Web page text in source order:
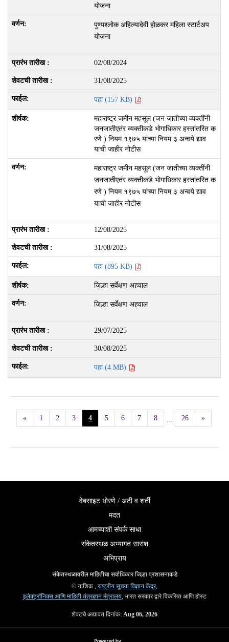
योजना
पुण्यश्लोक अहिल्यादेवी होळकर महिला स्टार्टअप
योजना
02/08/2024
31/08/2025
पहा (157 KB)
महाराष्ट्र जमीन महसूल (जन जातीच्या व्यक्तींनी
जनजातीएतंर व्यक्तीकडे भोगाधिकार हस्तांतरित क
रणे ) नियम १९७५ यांच्या नियम ३ अन्वये द्याव
याची जाहीर नोटीस
महाराष्ट्र जमीन महसूल (जन जातीच्या व्यक्तींनी
जनजातीएतंर व्यक्तीकडे भोगाधिकार हस्तांतरित क
रणे ) नियम १९७५ यांच्या नियम ३ अन्वये द्याव
याची जाहीर नोटीस
12/08/2025
31/08/2025
पहा (895 KB)
जिल्हा सर्वेक्षण अहवाल
जिल्हा सर्वेक्षण अहवाल
29/07/2025
30/08/2025
पहा (4 MB)
« 1 2 3 4 5 6 7 8 ... 26 »
वेबसाइट धोरणे / अटी व शर्ती
मदत
आमच्याशी संपर्क साधा
संकेतस्थळ अभ्यागत सारांश
अभिप्राय
संकेतस्थळावरील माहितीचा सर्वाधिकार जिल्हा प्रशासनाकडे
© नाशिक , राष्ट्रीय सूचना विज्ञान केंद्र,
इलेक्ट्रॉनिक्स आणि माहिती तंत्रज्ञान मंत्रालय, भारत सरकार द्वारे विकसित आणि होस्ट
शेवटचे अद्यावत दिनांक: Aug 06, 2026